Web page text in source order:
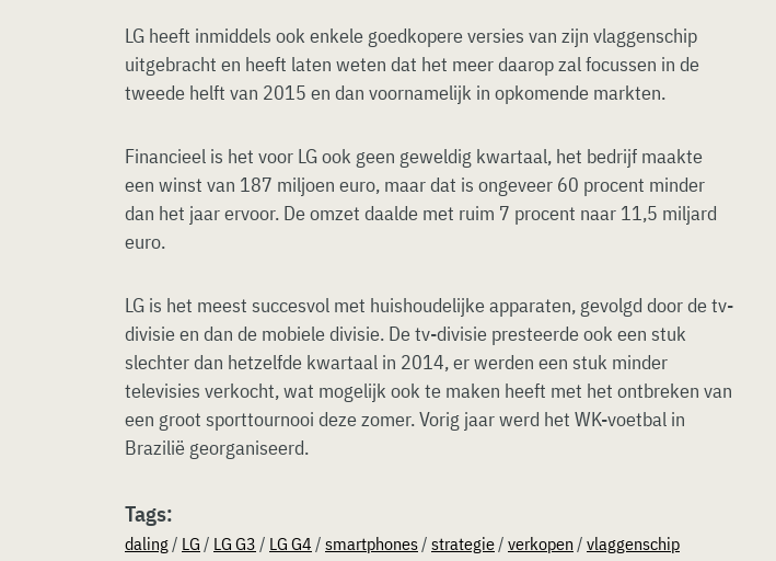
LG heeft inmiddels ook enkele goedkopere versies van zijn vlaggenschip
uitgebracht en heeft laten weten dat het meer daarop zal focussen in de
tweede helft van 2015 en dan voornamelijk in opkomende markten.
Financieel is het voor LG ook geen geweldig kwartaal, het bedrijf maakte
een winst van 187 miljoen euro, maar dat is ongeveer 60 procent minder
dan het jaar ervoor. De omzet daalde met ruim 7 procent naar 11,5 miljard
euro.
LG is het meest succesvol met huishoudelijke apparaten, gevolgd door de tv-
divisie en dan de mobiele divisie. De tv-divisie presteerde ook een stuk
slechter dan hetzelfde kwartaal in 2014, er werden een stuk minder
televisies verkocht, wat mogelijk ook te maken heeft met het ontbreken van
een groot sporttournooi deze zomer. Vorig jaar werd het WK-voetbal in
Brazilië georganiseerd.
Tags:
daling/ LG / LG G3 / LG G4 / smartphones/ strategie/ verkopen / vlaggenschip